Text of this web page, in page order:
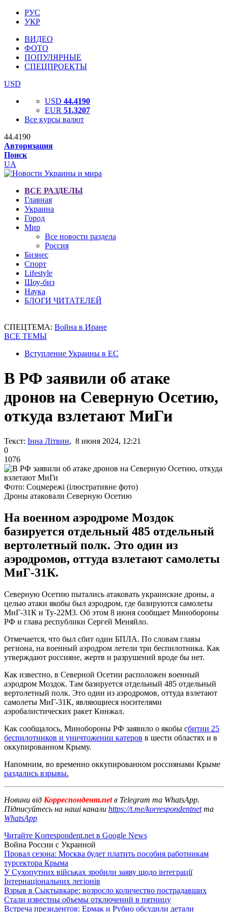
РУС
УКР
ВИДЕО
ФОТО
ПОПУЛЯРНЫЕ
СПЕЦПРОЕКТЫ
USD
USD 44.4190
EUR 51.3207
Все курсы валют
44.4190
Авторизация
Поиск
UA
ВСЕ РАЗДЕЛЫ
Главная
Украина
Город
Мир
Все новости раздела
Россия
Бизнес
Спорт
Lifestyle
Шоу-биз
Наука
БЛОГИ ЧИТАТЕЛЕЙ
СПЕЦТЕМА: Война в Иране
ВСЕ ТЕМЫ
Вступление Украины в ЕС
В РФ заявили об атаке
дронов на Северную Осетию,
откуда взлетают МиГи
Текст: Інна Літвин, 8 июня 2024, 12:21
0
1076
Фото: Соцмережі (ілюстративне фото)
Дроны атаковали Северную Осетию
На военном аэродроме Моздок
базируется отдельный 485 отдельный
вертолетный полк. Это один из
аэродромов, оттуда взлетают самолеты
МиГ-31К.
Северную Осетию пытались атаковать украинские дроны, а
целью атаки якобы был аэродром, где базируются самолеты
МиГ-31К и Ту-22М3. Об этом 8 июня сообщает Минобороны
РФ и глава республики Сергей Меняйло.
Отмечается, что был сбит один БПЛА. По словам главы
региона, на военный аэродром летели три беспилотника. Как
утверждают россияне, жертв и разрушений вроде бы нет.
Как известно, в Северной Осетии расположен военный
аэродром Моздок. Там базируется отдельный 485 отдельный
вертолетный полк. Это один из аэродромов, оттуда взлетают
самолеты МиГ-31К, являющиеся носителями
аэробалистических ракет Кинжал.
Как сообщалось, Минобороны РФ заявило о якобы сбитии 25
беспилотников и уничтожении катеров в шести областях и в
оккупированном Крыму.
Напомним, во временно оккупированном россиянами Крыме
раздались взрывы.
Новини від Корреспондент.netв Telegram та WhatsApp.
Підписуйтесь на наші канали https://t.me/korrespondentnetта
WhatsApp
Читайте Korrespondent.net в Google News
Война России с Украиной
Провал сезона: Москва будет платить пособия работникам
турсектора Крыма
У Сухопутних військах зробили заяву щодо інтеграції
Інтернаціональних легіонів
Взрыв в Сыктывкаре: возросло количество пострадавших
Стали известны объемы отключений в пятницу
Встреча президентов: Ермак и Рубио обсудили детали